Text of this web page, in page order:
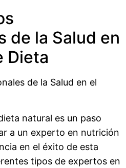
de la Salud en
Dieta
de la Salud en el
natural es un paso
a un experto en nutrición
en el éxito de esta
tipos de expertos en